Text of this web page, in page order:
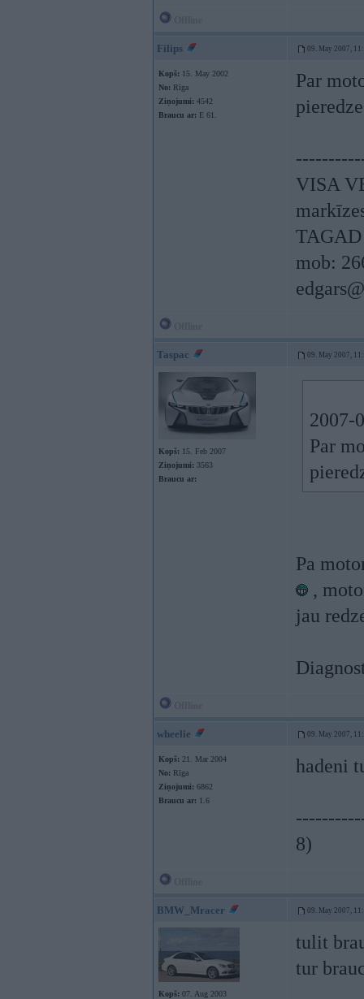
Filips 09. May 2007,
Kopš: 15. May 2002
No: Rīga
Ziņojumi: 4542
Braucu ar: E 61.
Par
VISA
mob:
Taspac 09. May 2007,
Kopš: 15. Feb 2007
Ziņojumi: 3563
Braucu ar:
2007-
Par
Pa
,
jau
wheelie 09. May 2007,
Kopš: 21. Mar 2004
No: Rīga
Ziņojumi: 6862
Braucu ar: 1.6
hadeni
8)
BMW_Mracer 09. May 2007,
Kopš: 07. Aug 2003
tulit
tur